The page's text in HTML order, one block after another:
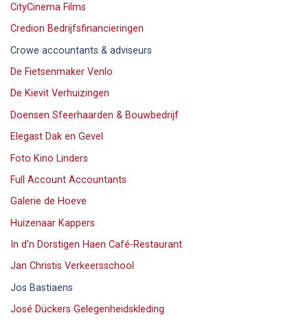
CityCinema Films
Credion Bedrijfsfinancieringen
Crowe accountants & adviseurs
De Fietsenmaker Venlo
De Kievit Verhuizingen
Doensen Sfeerhaarden & Bouwbedrijf
Elegast Dak en Gevel
Foto Kino Linders
Full Account Accountants
Galerie de Hoeve
Huizenaar Kappers
In d’n Dorstigen Haen Café-Restaurant
Jan Christis Verkeersschool
Jos Bastiaens
José Dückers Gelegenheidskleding